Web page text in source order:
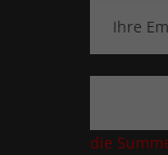
die